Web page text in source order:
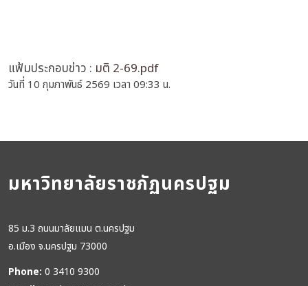
แฟ้มประกอบข่าว : มติ 2-69.pdf
วันที่ 10 กุมภาพันธ์ 2569 เวลา 09:33 น.
มหาวิทยาลัยราชภัฏนครปฐม
85 ม.3 ถนนมาลัยแมน ต.นครปฐม
อ.เมือง จ.นครปฐม 73000
Phone: 0 3410 9300